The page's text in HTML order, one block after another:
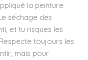
la peinture
séchage des
et tu risques les
toujours les
mais pour